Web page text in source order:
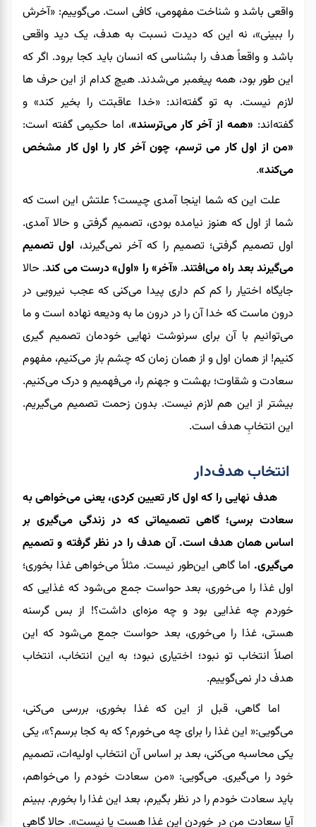
واقعی باشد و شناخت مفهومی، کافی است. می‌گوییم: «آخرش
را ببینی»، نه این که دیدت نسبت به هدف، یک دید واقعی
باشد و واقعاً هدف را بشناسی که انسان باید کجا برود. اگر که
این طور بود، همه پیغمبر می‌شدند. هیچ کدام از این حرف ها
لازم نیست. به تو گفته‌اند: «خدا عاقبتت را بخیر کند» و
گفته‌اند: «همه از آخر کار می‌ترسند»، اما حکیمی گفته است:
«من از اول کار می ترسم، چون آخر کار را اول کار مشخص
می‌کند».
علت این که شما اینجا آمدی چیست؟ علتش این است که
شما از اول که هنوز نیامده بودی، تصمیم گرفتی و حالا آمدی.
اول تصمیم گرفتی؛ تصمیم را که آخر نمی‌گیرند، اول تصمیم
می‌گیرند بعد راه می‌افتند. «آخر» را «اول» درست می کند. حالا
جایگاه اختیار را کم کم داری پیدا می‌کنی که عجب نیرویی در
درون ماست که خدا آن را در درون ما به ودیعه نهاده است و ما
می‌توانیم با آن برای سرنوشت نهایی خودمان تصمیم گیری
کنیم! از همان اول و از همان زمان که چشم باز می‌کنیم، مفهوم
سعادت و شقاوت؛ بهشت و جهنم را، می‌فهمیم و درک می‌کنیم.
بیشتر از این هم لازم نیست. بدون زحمت تصمیم می‌گیریم.
این انتخابِ هدف است.
انتخاب هدف‌دار
هدف نهایی را که اول کار تعیین کردی، یعنی می‌خواهی به
سعادت برسی؛ گاهی تصمیماتی که در زندگی می‌گیری بر
اساس همان هدف است. آن هدف را در نظر گرفته و تصمیم
می‌گیری. اما گاهی این‌طور نیست. مثلاً می‌خواهی غذا بخوری؛
اول غذا را می‌خوری، بعد حواست جمع می‌شود که غذایی که
خوردم چه غذایی بود و چه مزه‌ای داشت؟! از بس گرسنه
هستی، غذا را می‌خوری، بعد حواست جمع می‌شود که این
اصلاً انتخاب تو نبود؛ اختیاری نبود؛ به این انتخاب، انتخاب
هدف دار نمی‌گوییم.
اما گاهی، قبل از این که غذا بخوری، بررسی می‌کنی،
می‌گویی:« این غذا را برای چه می‌خورم؟ که به کجا برسم؟»، یکی
یکی محاسبه می‌کنی، بعد بر اساس آن انتخاب اولیه‌ات، تصمیم
خود را می‌گیری. می‌گویی: «من سعادت خودم را می‌خواهم،
باید سعادت خودم را در نظر بگیرم، بعد این غذا را بخورم. ببینم
آیا سعادت من در خوردن این غذا هست یا نیست». حالا گاهی